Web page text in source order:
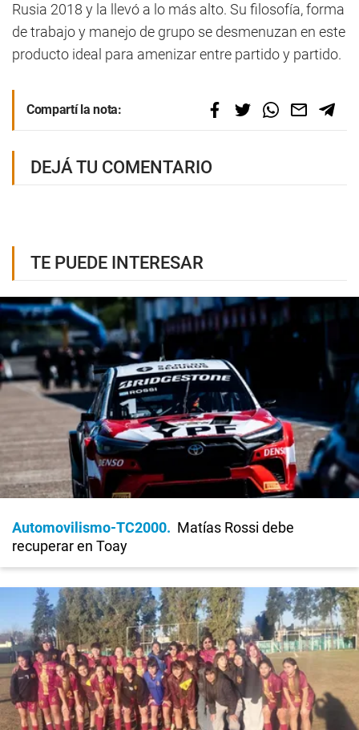
Rusia 2018 y la llevó a lo más alto. Su filosofía, forma
de trabajo y manejo de grupo se desmenuzan en este
producto ideal para amenizar entre partido y partido.
Compartí la nota:
DEJÁ TU COMENTARIO
TE PUEDE INTERESAR
Automovilismo-TC2000
Matías Rossi debe
recuperar en Toay